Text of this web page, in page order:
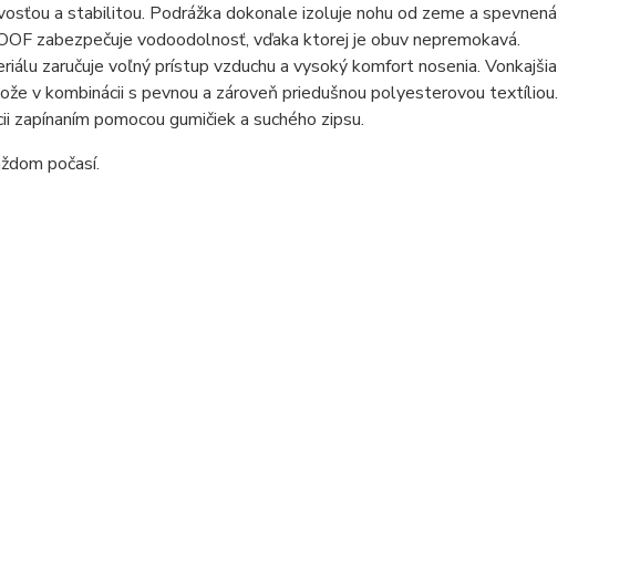
a stabilitou. Podrážka dokonale izoluje nohu od zeme a spevnená
zabezpečuje vodoodolnosť, vďaka ktorej je obuv nepremokavá.
zaručuje voľný prístup vzduchu a vysoký komfort nosenia. Vonkajšia
v kombinácii s pevnou a zároveň priedušnou polyesterovou textíliou.
pomocou gumičiek a suchého zipsu.
počasí.